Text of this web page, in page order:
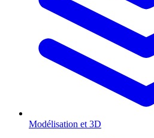
Modélisation et 3D